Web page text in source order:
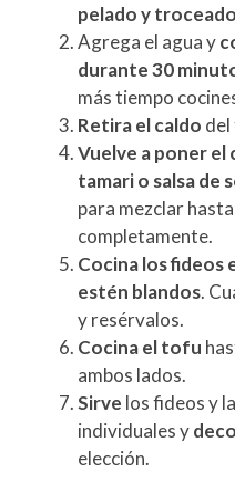
pelado y
Agrega el agua y
durante 30
más tiempo
Retira el caldo
Vuelve a poner el
tamari o salsa de
para mezclar
completamente.
Cocina los fideos
estén blandos.
y resérvalos.
Cocina el tofu
ambos lados.
Sirve los fideos y
individuales y
elección.